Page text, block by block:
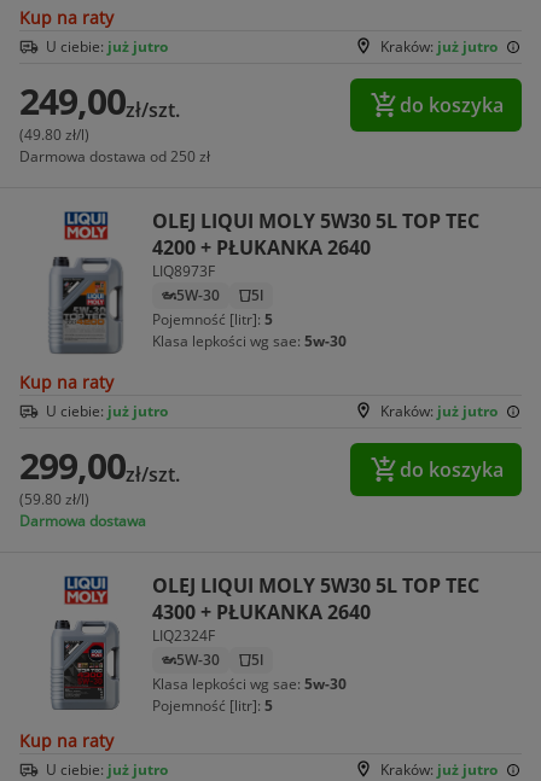
Kup na raty
Kraków: już jutro
U ciebie: już jutro
249,00zł/szt.
(49.80 zł/l)
Darmowa dostawa od 250 zł
do koszyka
OLEJ LIQUI MOLY 5W30 5L TOP TEC
4200 + PŁUKANKA 2640
LIQ8973F
5l
5W-30
Pojemność [litr]: 5
Klasa lepkości wg sae: 5w-30
Kup na raty
Kraków: już jutro
U ciebie: już jutro
299,00zł/szt.
(59.80 zł/l)
Darmowa dostawa
do koszyka
OLEJ LIQUI MOLY 5W30 5L TOP TEC
4300 + PŁUKANKA 2640
LIQ2324F
5W-30
5l
Klasa lepkości wg sae: 5w-30
Pojemność [litr]: 5
Kup na raty
Kraków: już jutro
U ciebie: już jutro